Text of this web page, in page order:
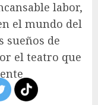
labor,
el mundo del
sueños de
el teatro que